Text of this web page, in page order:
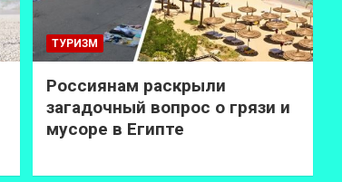
ТУРИЗМ
Россиянам раскрыли
загадочный вопрос о грязи и
мусоре в Египте